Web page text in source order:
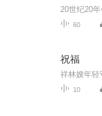
60
祝福
10